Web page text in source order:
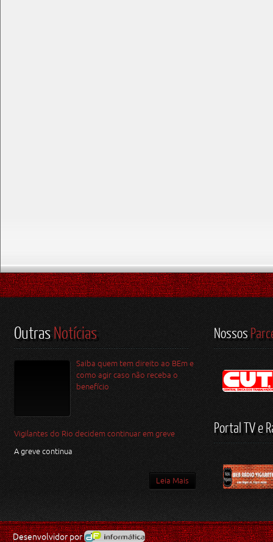
OutrasNotícias
Saiba quem tem direito ao BEm e
como agir caso não receba o
benefício
Vigilantes do Rio decidem continuar em greve
A greve continua
Leia Mais
Nossos
Portal TV e
Desenvolvidor por